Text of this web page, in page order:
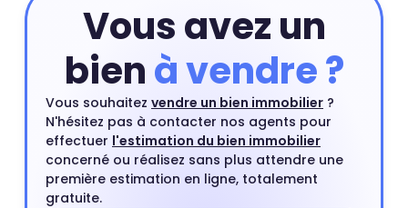
Vous avez un
bienà vendre ?
Vous souhaitez vendre un bien immobilier ?
N'hésitez pas à contacter nos agents pour
effectuer l'estimation du bien immobilier
concerné ou réalisez sans plus attendre une
première estimation en ligne, totalement
gratuite.